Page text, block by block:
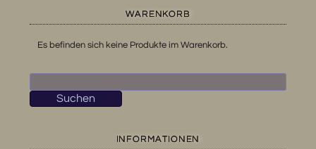
WARENKORB
Es befinden sich keine Produkte im Warenkorb.
nach:
Suchen
INFORMATIONEN